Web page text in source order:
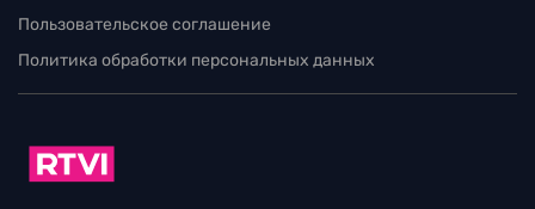
Пользовательское соглашение
Политика обработки персональных данных